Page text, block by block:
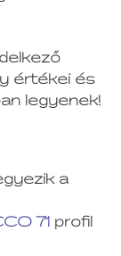
értékei és
legyenek!
a
71 profil